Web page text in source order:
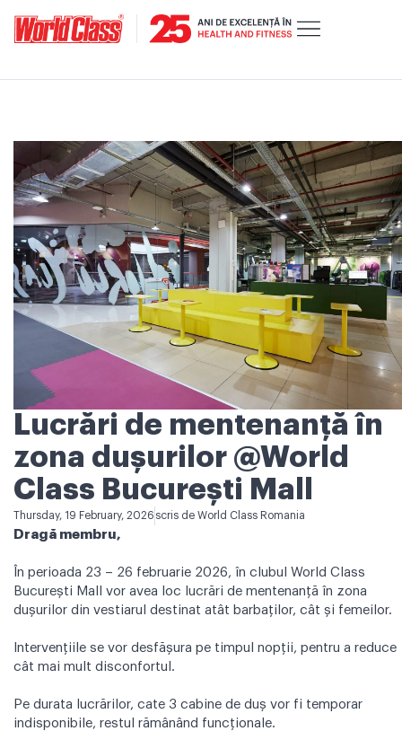
Lucrări de mentenanță în
zona dușurilor @World
Class București Mall
Thursday, 19 February, 2026 scris de World Class Romania
Dragă membru,
În perioada 23 – 26 februarie 2026, în clubul World Class
București Mall vor avea loc lucrări de mentenanță în zona
dușurilor din vestiarul destinat atât barbaților, cât și femeilor.
Intervențiile se vor desfășura pe timpul nopții, pentru a reduce
cât mai mult disconfortul.
Pe durata lucrărilor, cate 3 cabine de duș vor fi temporar
indisponibile, restul rămânând funcționale.